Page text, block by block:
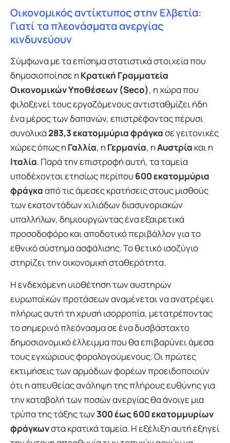
Οικονομικός αντίκτυπος στην Ελβετία:
Γιατί τα πλεονάσματα ανεργίας
κινδυνεύουν
Σύμφωνα με τα επίσημα στατιστικά στοιχεία που
δημοσιοποίησε η Κρατική Γραμματεία
Οικονομικών Υποθέσεων (Seco), η χώρα που
φιλοξενεί τους εργαζόμενους αντισταθμίζει ήδη
ένα μέρος των δαπανών, επιστρέφοντας πέρυσι
συνολικά283,3 εκατομμύρια φράγκασε γειτονικές
χώρες όπως η Γαλλία, η Γερμανία, ηΑυστρία και η
Ιταλία. Παρά την επιστροφή αυτή, τα ταμεία
υποδέχονται ετησίως περίπου 600 εκατομμύρια
φράγκααπό τις άμεσες κρατήσεις στους μισθούς
των εκατοντάδων χιλιάδων διασυνοριακών
υπαλλήλων, δημιουργώντας ένα εξαιρετικά
προσοδοφόρο και αποδοτικό περιβάλλον για το
εθνικό σύστημα ασφάλισης. Το θετικό ισοζύγιο
στηρίζει την οικονομική σταθερότητα.
Η ενδεχόμενη υιοθέτηση των αυστηρών
ευρωπαϊκών προτάσεων αναμένεται να ανατρέψει
πλήρως αυτή τη χρυσή ισορροπία, μετατρέποντας
το σημερινό πλεόνασμα σε ένα δυσβάσταχτο
δημοσιονομικό έλλειμμα που θα επιβαρύνει άμεσα
τους εγχώριους φορολογούμενους. Οι πρώτες
εκτιμήσεις των αρμόδιων φορέων προειδοποιούν
ότι η απευθείας ανάληψη της πλήρους ευθύνης για
την καταβολή των ποσών ανεργίας θα άνοιγε μια
τρύπα της τάξης των300 έως 600 εκατομμυρίων
φράγκωνστα κρατικά ταμεία. Η εξέλιξη αυτή εξηγεί